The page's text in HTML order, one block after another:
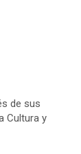
de sus
Cultura y